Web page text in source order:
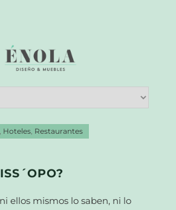
Hoteles Restaurantes
ellos mismos lo saben, ni lo